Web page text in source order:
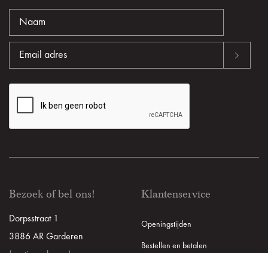
Bezoek of bel ons!
Dorpsstraat 1
3886 AR Garderen
Klantenservice
Openingstijden
Bestellen en betalen